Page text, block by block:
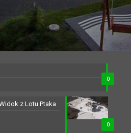
0
0
z Lotu Ptaka